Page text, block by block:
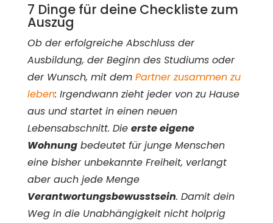
7 Dinge für deine Checkliste zum
Auszug
Ob der erfolgreiche Abschluss der
Ausbildung, der Beginn des Studiums oder
der Wunsch, mit dem Partner zusammen zu
leben: Irgendwann zieht jeder von zu Hause
aus und startet in einen neuen
Lebensabschnitt. Die erste eigene
Wohnungbedeutet für junge Menschen
eine bisher unbekannte Freiheit, verlangt
aber auch jede Menge
Verantwortungsbewusstsein. Damit dein
Weg in die Unabhängigkeit nicht holprig